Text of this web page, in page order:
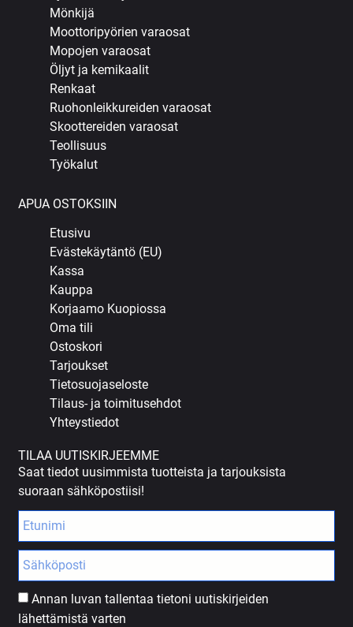
Mönkijä
Moottoripyörien varaosat
Mopojen varaosat
Öljyt ja kemikaalit
Renkaat
Ruohonleikkureiden varaosat
Skoottereiden varaosat
Teollisuus
Työkalut
APUA OSTOKSIIN
Etusivu
Evästekäytäntö (EU)
Kassa
Kauppa
Korjaamo Kuopiossa
Oma tili
Ostoskori
Tarjoukset
Tietosuojaseloste
Tilaus- ja toimitusehdot
Yhteystiedot
TILAA UUTISKIRJEEMME
Saat tiedot uusimmista tuotteista ja tarjouksista
suoraan sähköpostiisi!
Annan luvan tallentaa tietoni uutiskirjeiden
lähettämistä varten